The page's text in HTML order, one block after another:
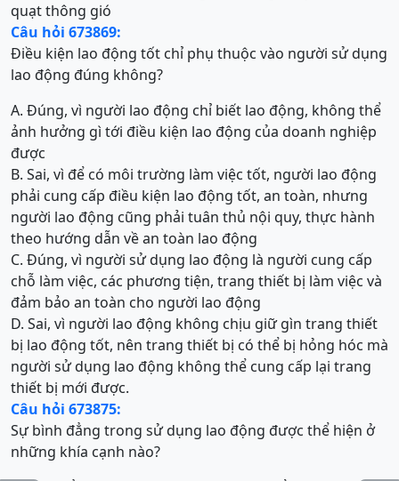
quạt thông gió
Câu hỏi 673869:
Điều kiện lao động tốt chỉ phụ thuộc vào người sử dụng
lao động đúng không?
A. Đúng, vì người lao động chỉ biết lao động, không thể
ảnh hưởng gì tới điều kiện lao động của doanh nghiệp
được
B. Sai, vì để có môi trường làm việc tốt, người lao động
phải cung cấp điều kiện lao động tốt, an toàn, nhưng
người lao động cũng phải tuân thủ nội quy, thực hành
theo hướng dẫn về an toàn lao động
C. Đúng, vì người sử dụng lao động là người cung cấp
chỗ làm việc, các phương tiện, trang thiết bị làm việc và
đảm bảo an toàn cho người lao động
D. Sai, vì người lao động không chịu giữ gìn trang thiết
bị lao động tốt, nên trang thiết bị có thể bị hỏng hóc mà
người sử dụng lao động không thể cung cấp lại trang
thiết bị mới được.
Câu hỏi 673875:
Sự bình đẳng trong sử dụng lao động được thể hiện ở
những khía cạnh nào?